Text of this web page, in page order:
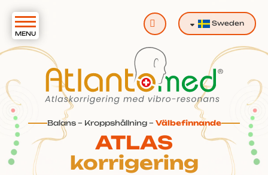
Balans – Kroppshållning – Välbefinnande
ATLAS
korrigering
Sök Sweden